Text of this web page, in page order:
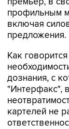
профильным
включая
предложения.
Как
дознания, с
"Интерфакс",
картелей не